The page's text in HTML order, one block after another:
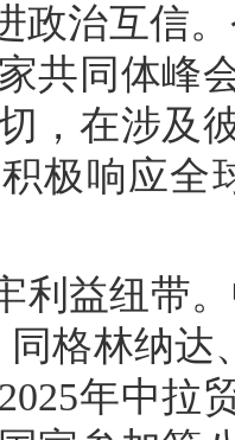
政治互信
共同体峰
，在涉及
极响应全
利益纽带
同格林纳达
年中拉